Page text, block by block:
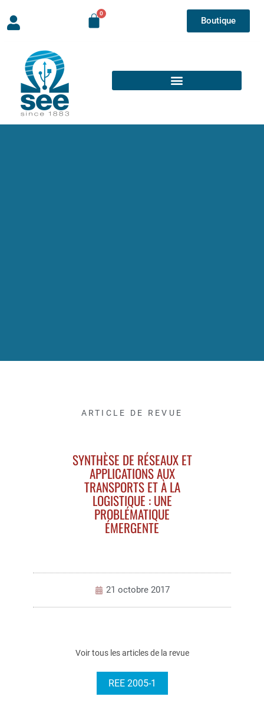
Boutique
ARTICLE DE REVUE
SYNTHÈSE DE RÉSEAUX ET
APPLICATIONS AUX
TRANSPORTS ET À LA
LOGISTIQUE : UNE
PROBLÉMATIQUE
ÉMERGENTE
21 octobre 2017
Voir tous les articles de la revue
REE 2005-1